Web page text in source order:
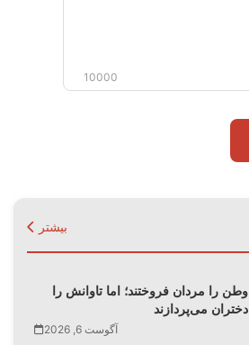
10000
بیشتر
وطن را مردان فروختند؛ اما تاوانش را
دختران می‌پردازند
آگوست 6, 2026